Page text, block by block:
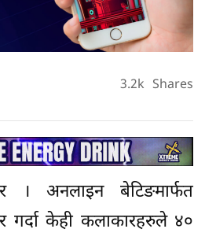
3.2k Shares
। अनलाइन बेटिङमार्फत
गर्दा केही कलाकारहरुले ४०